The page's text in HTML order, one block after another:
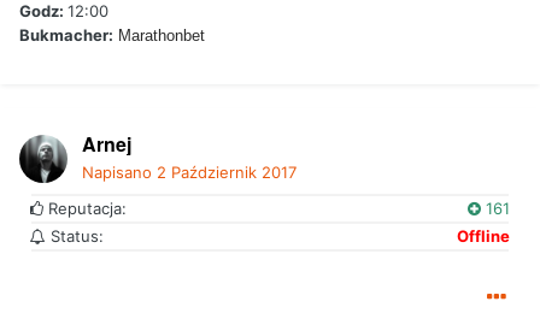
Godz: 12:00
Bukmacher: Marathonbet
Arnej
Napisano 2 Październik 2017
Reputacja:
161
Status:
Offline